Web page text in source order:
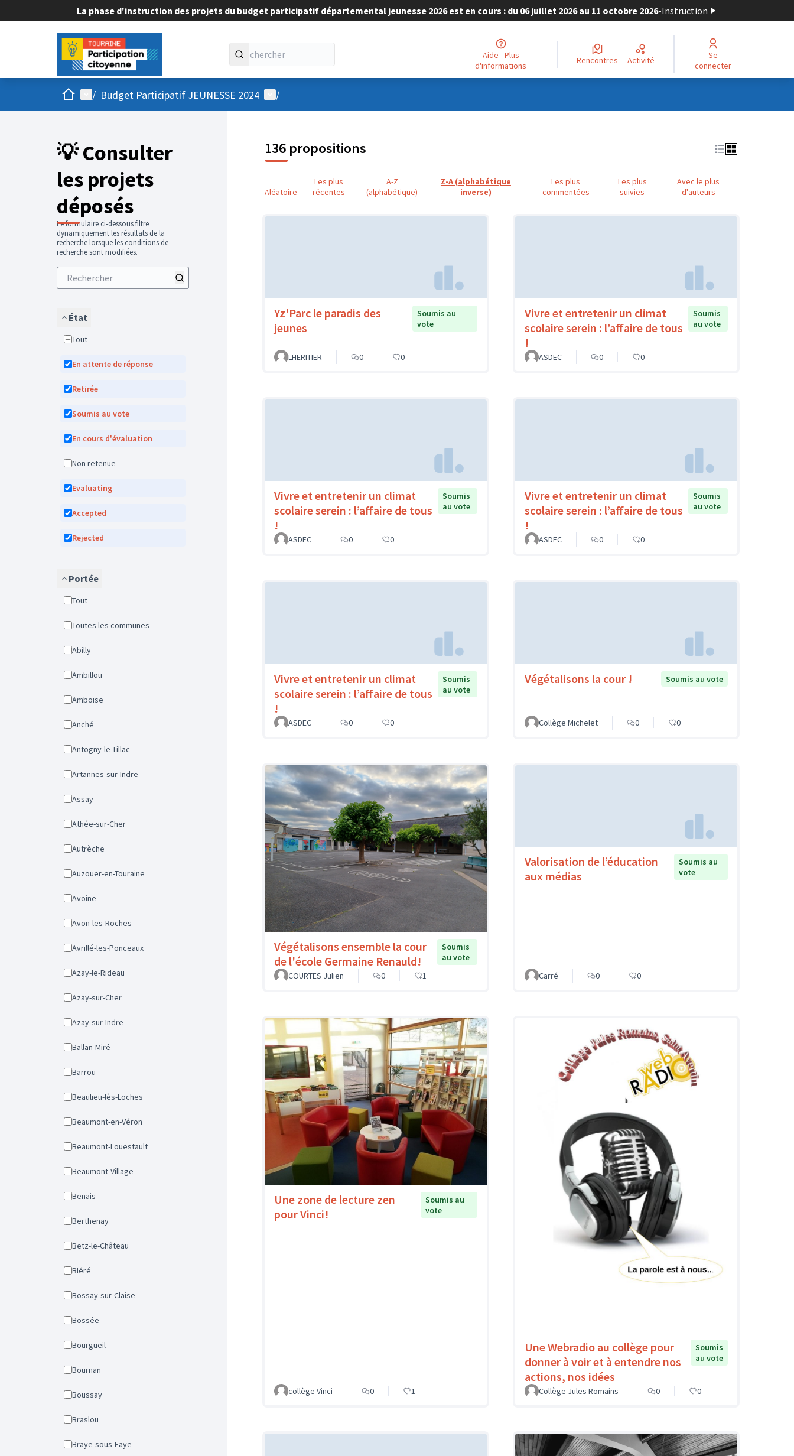
La phase d'instruction des projets du budget participatif départemental jeunesse 2026 est en cours : du 06 juillet 2026 au 11 octobre 2026-Instruction
Aide - Plus
d'informations
Rencontres Activité
Se
connecter
AccueilMenu principal
/ Budget Participatif JEUNESSE 2024 Menu utilisateur
/
💡 Consulter
les projets
déposés
Le formulaire ci-dessous filtre
dynamiquement les résultats de la
recherche lorsque les conditions de
recherche sont modifiées.
État
Tout
En attente de réponse
Retirée
Soumis au vote
En cours d'évaluation
Non retenue
Evaluating
Accepted
Rejected
Portée
Tout
Toutes les communes
Abilly
Ambillou
Amboise
Anché
Antogny-le-Tillac
Artannes-sur-Indre
Assay
Athée-sur-Cher
Autrèche
Auzouer-en-Touraine
Avoine
Avon-les-Roches
Avrillé-les-Ponceaux
Azay-le-Rideau
Azay-sur-Cher
Azay-sur-Indre
Ballan-Miré
Barrou
Beaulieu-lès-Loches
Beaumont-en-Véron
Beaumont-Louestault
Beaumont-Village
Benais
Berthenay
Betz-le-Château
Bléré
Bossay-sur-Claise
Bossée
Bourgueil
Bournan
Boussay
Braslou
Braye-sous-Faye
136 propositions
Aléatoire
Les plus
récentes
A-Z
(alphabétique)
Z-A (alphabétique
inverse)
Les plus
commentées
Les plus
suivies
Avec le plus
d'auteurs
Yz'Parc le paradis des
jeunes
Soumis au
vote
LHERITIER 0 0
Vivre et entretenir un climat
scolaire serein : l’affaire de tous
!
Soumis
au vote
ASDEC 0 0
Vivre et entretenir un climat
scolaire serein : l’affaire de tous
!
Soumis
au vote
ASDEC 0 0
Vivre et entretenir un climat
scolaire serein : l’affaire de tous
!
Soumis
au vote
ASDEC 0 0
Vivre et entretenir un climat
scolaire serein : l’affaire de tous
!
Soumis
au vote
ASDEC 0 0
Végétalisons la cour ! Soumis au vote
Collège Michelet 0 0
Végétalisons ensemble la cour
de l'école Germaine Renauld!
Soumis
au vote
COURTES Julien
0 1
Valorisation de l’éducation
aux médias
Soumis au
vote
Carré 0 0
Une zone de lecture zen
pour Vinci!
Soumis au
vote
collège Vinci 0 1
Une Webradio au collège pour
donner à voir et à entendre nos
actions, nos idées
Soumis
au vote
Collège Jules Romains 0 0